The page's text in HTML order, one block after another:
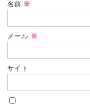
名前 ※
メール ※
サイト